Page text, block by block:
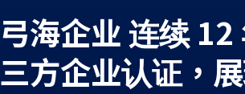
弓海企业 连续
三方企业认证，